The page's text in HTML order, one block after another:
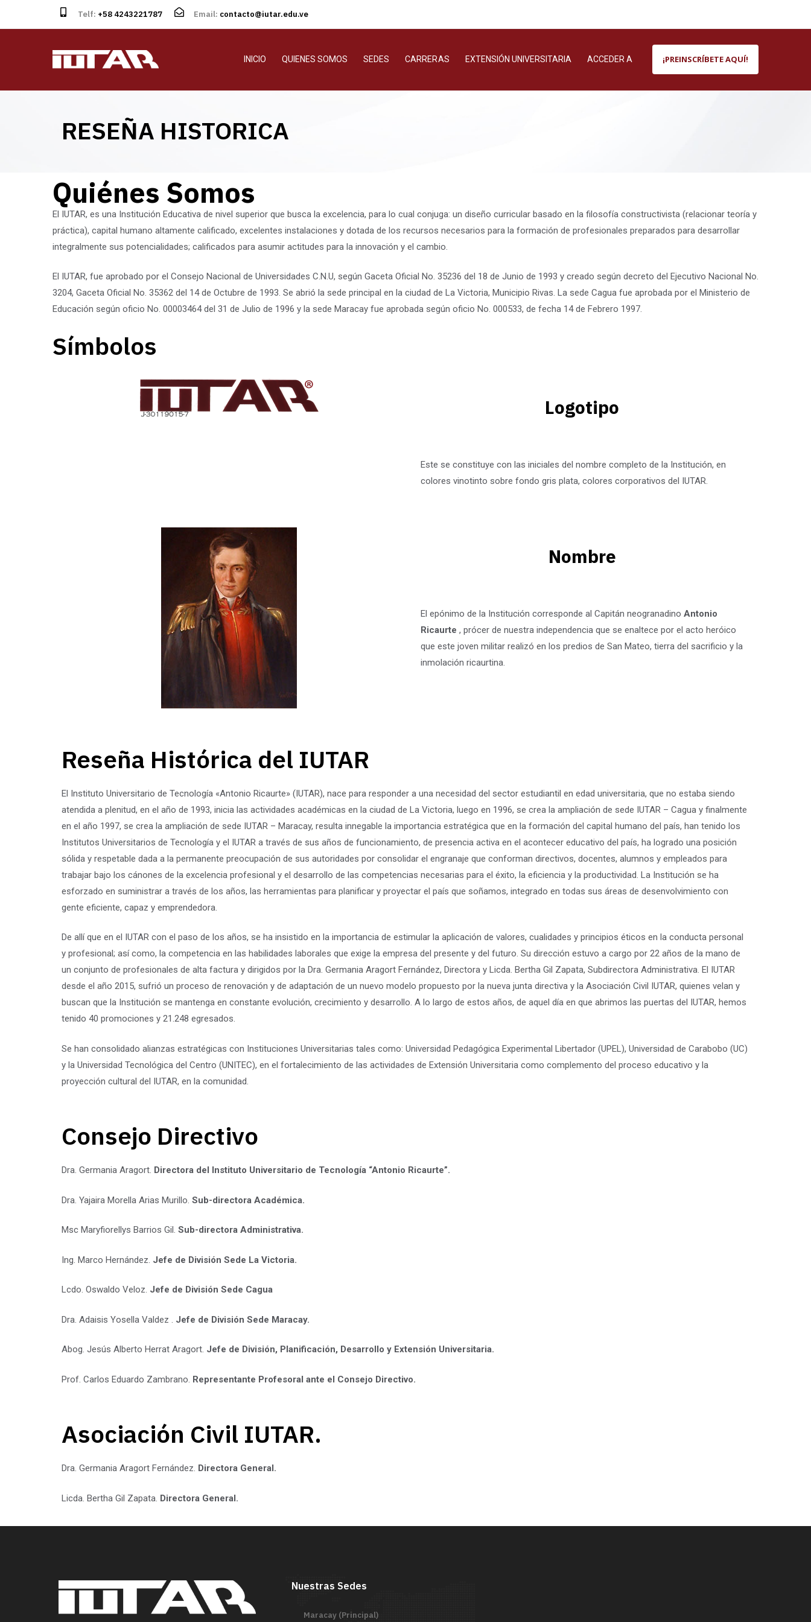
Telf: +58 4243221787 Email: contacto@iutar.edu.ve
INICIO QUIENES SOMOS SEDES CARRERAS EXTENSIÓN UNIVERSITARIA ACCEDER A ¡PREINSCRÍBETE AQUÍ!
RESEÑA HISTORICA
Quiénes Somos
El IUTAR, es una Institución Educativa de nivel superior que busca la excelencia, para lo cual conjuga: un diseño curricular basado en la filosofía constructivista (relacionar teoría y
práctica), capital humano altamente calificado, excelentes instalaciones y dotada de los recursos necesarios para la formación de profesionales preparados para desarrollar
integralmente sus potencialidades; calificados para asumir actitudes para la innovación y el cambio.
El IUTAR, fue aprobado por el Consejo Nacional de Universidades C.N.U, según Gaceta Oficial No. 35236 del 18 de Junio de 1993 y creado según decreto del Ejecutivo Nacional No.
3204, Gaceta Oficial No. 35362 del 14 de Octubre de 1993. Se abrió la sede principal en la ciudad de La Victoria, Municipio Rivas. La sede Cagua fue aprobada por el Ministerio de
Educación según oficio No. 00003464 del 31 de Julio de 1996 y la sede Maracay fue aprobada según oficio No. 000533, de fecha 14 de Febrero 1997.
Símbolos
Logotipo
Este se constituye con las iniciales del nombre completo de la Institución, en
colores vinotinto sobre fondo gris plata, colores corporativos del IUTAR.
Nombre
El epónimo de la Institución corresponde al Capitán neogranadino Antonio
Ricaurte , prócer de nuestra independencia que se enaltece por el acto heróico
que este joven militar realizó en los predios de San Mateo, tierra del sacrificio y la
inmolación ricaurtina.
Reseña Histórica del IUTAR
El Instituto Universitario de Tecnología «Antonio Ricaurte» (IUTAR), nace para responder a una necesidad del sector estudiantil en edad universitaria, que no estaba siendo
atendida a plenitud, en el año de 1993, inicia las actividades académicas en la ciudad de La Victoria, luego en 1996, se crea la ampliación de sede IUTAR – Cagua y finalmente
en el año 1997, se crea la ampliación de sede IUTAR – Maracay, resulta innegable la importancia estratégica que en la formación del capital humano del país, han tenido los
Institutos Universitarios de Tecnología y el IUTAR a través de sus años de funcionamiento, de presencia activa en el acontecer educativo del país, ha logrado una posición
sólida y respetable dada a la permanente preocupación de sus autoridades por consolidar el engranaje que conforman directivos, docentes, alumnos y empleados para
trabajar bajo los cánones de la excelencia profesional y el desarrollo de las competencias necesarias para el éxito, la eficiencia y la productividad. La Institución se ha
esforzado en suministrar a través de los años, las herramientas para planificar y proyectar el país que soñamos, integrado en todas sus áreas de desenvolvimiento con
gente eficiente, capaz y emprendedora.
De allí que en el IUTAR con el paso de los años, se ha insistido en la importancia de estimular la aplicación de valores, cualidades y principios éticos en la conducta personal
y profesional; así como, la competencia en las habilidades laborales que exige la empresa del presente y del futuro. Su dirección estuvo a cargo por 22 años de la mano de
un conjunto de profesionales de alta factura y dirigidos por la Dra. Germania Aragort Fernández, Directora y Licda. Bertha Gil Zapata, Subdirectora Administrativa. El IUTAR
desde el año 2015, sufrió un proceso de renovación y de adaptación de un nuevo modelo propuesto por la nueva junta directiva y la Asociación Civil IUTAR, quienes velan y
buscan que la Institución se mantenga en constante evolución, crecimiento y desarrollo. A lo largo de estos años, de aquel día en que abrimos las puertas del IUTAR, hemos
tenido 40 promociones y 21.248 egresados.
Se han consolidado alianzas estratégicas con Instituciones Universitarias tales como: Universidad Pedagógica Experimental Libertador (UPEL), Universidad de Carabobo (UC)
y la Universidad Tecnológica del Centro (UNITEC), en el fortalecimiento de las actividades de Extensión Universitaria como complemento del proceso educativo y la
proyección cultural del IUTAR, en la comunidad.
Consejo Directivo
Dra. Germania Aragort. Directora del Instituto Universitario de Tecnología “Antonio Ricaurte”.
Dra. Yajaira Morella Arias Murillo. Sub-directora Académica.
Msc Maryfiorellys Barrios Gil. Sub-directora Administrativa.
Ing. Marco Hernández. Jefe de División Sede La Victoria.
Lcdo. Oswaldo Veloz. Jefe de División Sede Cagua
Dra. Adaisis Yosella Valdez . Jefe de División Sede Maracay.
Abog. Jesús Alberto Herrat Aragort. Jefe de División, Planificación, Desarrollo y Extensión Universitaria.
Prof. Carlos Eduardo Zambrano. Representante Profesoral ante el Consejo Directivo.
Asociación Civil IUTAR.
Dra. Germania Aragort Fernández. Directora General.
Licda. Bertha Gil Zapata. Directora General.
Nuestras Sedes
Maracay (Principal)